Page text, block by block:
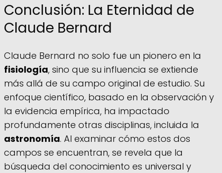
Conclusión: La Eternidad de
Claude Bernard
Claude Bernard no solo fue un pionero en la
fisiología, sino que su influencia se extiende
más allá de su campo original de estudio. Su
enfoque científico, basado en la observación y
la evidencia empírica, ha impactado
profundamente otras disciplinas, incluida la
astronomía. Al examinar cómo estos dos
campos se encuentran, se revela que la
búsqueda del conocimiento es universal y